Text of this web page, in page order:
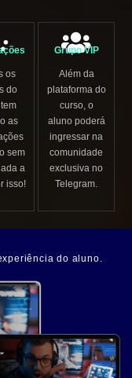
os
do
as
sem
a
isso!
Grupo VIP
Além da
plataforma do
curso, o
aluno poderá
ingressar na
comunidade
exclusiva no
Telegram.
do aluno.